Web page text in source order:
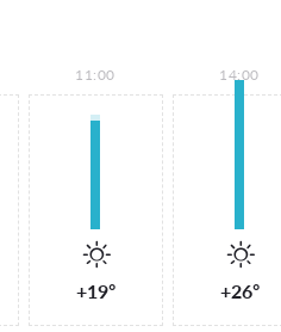
11:00
+19°
14:00
+26°